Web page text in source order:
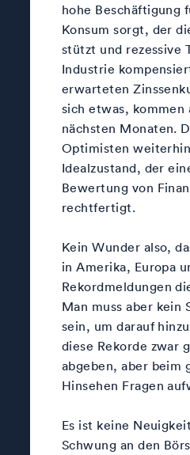
hohe Beschäftigung
Konsum sorgt, der
stützt und rezessive
Industrie
erwarteten
sich etwas, kommen
nächsten Monaten.
Optimisten
Idealzustand, der
Bewertung von
rechtfertigt.
Kein Wunder also,
in Amerika, Europa
Rekordmeldungen
Man muss aber kein
sein, um darauf
diese Rekorde zwar
abgeben, aber beim
Hinsehen Fragen
Es ist keine
Schwung an den